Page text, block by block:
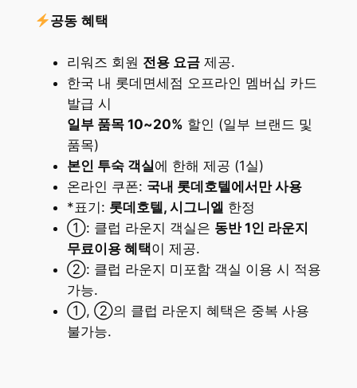
공동 혜택
리워즈 회원 전용 요금제공.
한국 내 롯데면세점 오프라인 멤버십 카드
발급 시
일부 품목 10~20% 할인 (일부 브랜드 및
품목)
본인 투숙 객실에 한해 제공 (1실)
온라인 쿠폰: 국내 롯데호텔에서만 사용
*표기: 롯데호텔, 시그니엘 한정
①: 클럽 라운지 객실은 동반 1인 라운지
무료이용 혜택이 제공.
②: 클럽 라운지 미포함 객실 이용 시 적용
가능.
①, ②의 클럽 라운지 혜택은 중복 사용
불가능.